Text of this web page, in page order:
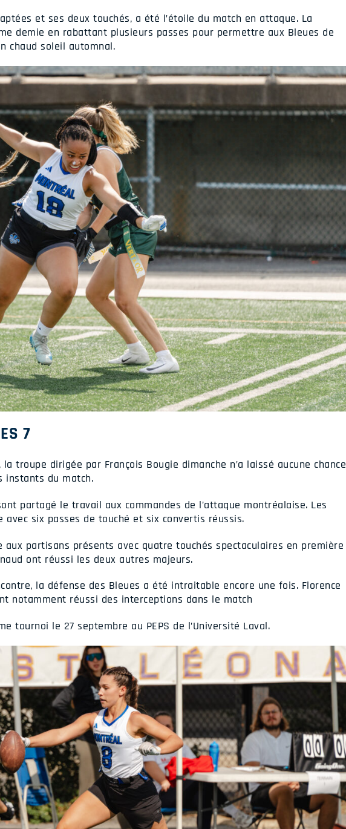
et ses deux touchés, a été l’étoile du match en attaque. La
demie en rabattant plusieurs passes pour permettre aux Bleues de
chaud soleil automnal.
7
troupe dirigée par François Bougie dimanche n’a laissé aucune chance
instants du match.
partagé le travail aux commandes de l’attaque montréalaise. Les
six passes de touché et six convertis réussis.
partisans présents avec quatre touchés spectaculaires en première
ont réussi les deux autres majeurs.
la défense des Bleues a été intraitable encore une fois. Florence
notamment réussi des interceptions dans le match
tournoi le 27 septembre au PEPS de l’Université Laval.